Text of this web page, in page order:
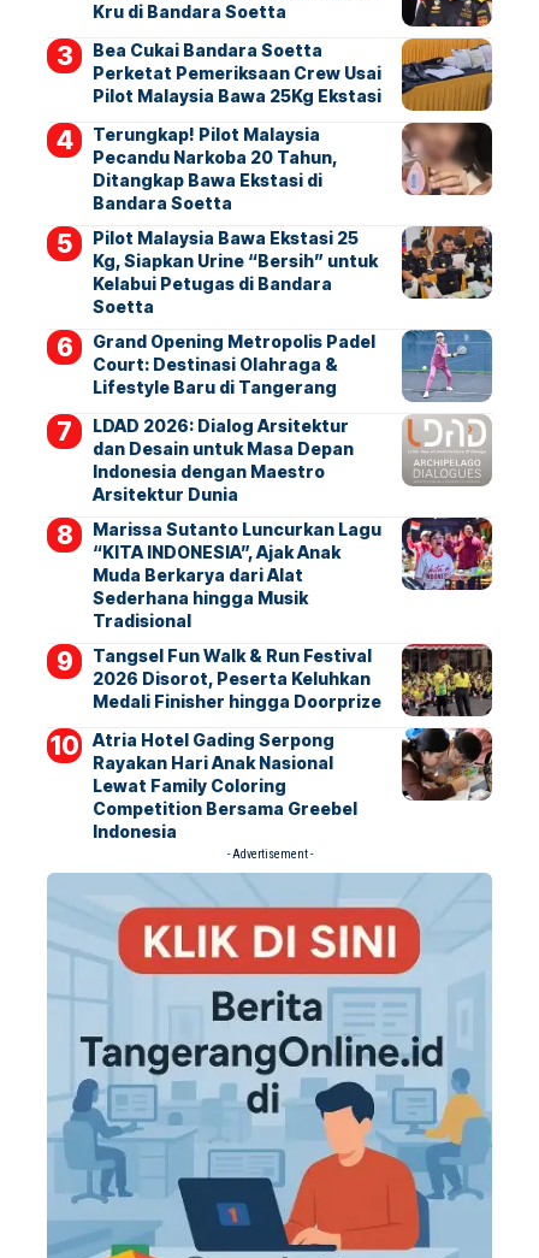
Kru di Bandara Soetta
Bea Cukai Bandara Soetta
Perketat Pemeriksaan Crew Usai
Pilot Malaysia Bawa 25Kg Ekstasi
Terungkap! Pilot Malaysia
Pecandu Narkoba 20 Tahun,
Ditangkap Bawa Ekstasi di
Bandara Soetta
Pilot Malaysia Bawa Ekstasi 25
Kg, Siapkan Urine “Bersih” untuk
Kelabui Petugas di Bandara
Soetta
Grand Opening Metropolis Padel
Court: Destinasi Olahraga &
Lifestyle Baru di Tangerang
LDAD 2026: Dialog Arsitektur
dan Desain untuk Masa Depan
Indonesia dengan Maestro
Arsitektur Dunia
Marissa Sutanto Luncurkan Lagu
“KITA INDONESIA”, Ajak Anak
Muda Berkarya dari Alat
Sederhana hingga Musik
Tradisional
Tangsel Fun Walk & Run Festival
2026 Disorot, Peserta Keluhkan
Medali Finisher hingga Doorprize
Atria Hotel Gading Serpong
Rayakan Hari Anak Nasional
Lewat Family Coloring
Competition Bersama Greebel
Indonesia
- Advertisement -